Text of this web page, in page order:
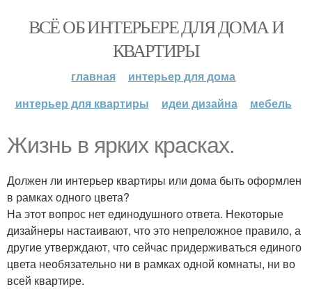
ВСЁ ОБ ИНТЕРЬЕРЕ ДЛЯ ДОМА И
КВАРТИРЫ
главная
интерьер для дома
интерьер для квартиры
идеи дизайна мебель
Жизнь в ярких красках.
Должен ли интерьер квартиры или дома быть оформлен
в рамках одного цвета?
На этот вопрос нет единодушного ответа. Некоторые
дизайнеры настаивают, что это непреложное правило, а
другие утверждают, что сейчас придерживаться единого
цвета необязательно ни в рамках одной комнаты, ни во
всей квартире.